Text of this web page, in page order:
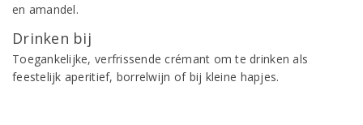
en amandel.
Drinken bij
Toegankelijke, verfrissende crémant om te drinken als
feestelijk aperitief, borrelwijn of bij kleine hapjes.